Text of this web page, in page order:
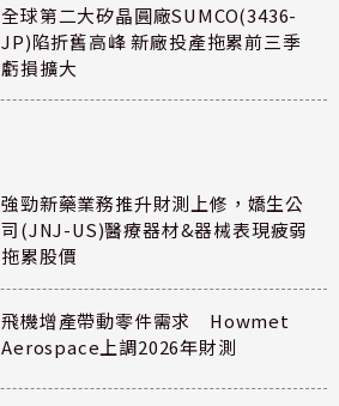
全球第二大矽晶圓廠SUMCO(3436-
JP)陷折舊高峰 新廠投產拖累前三季
虧損擴大
強勁新藥業務推升財測上修，嬌生公
司(JNJ-US)醫療器材&器械表現疲弱
拖累股價
飛機增產帶動零件需求 Howmet
Aerospace上調2026年財測